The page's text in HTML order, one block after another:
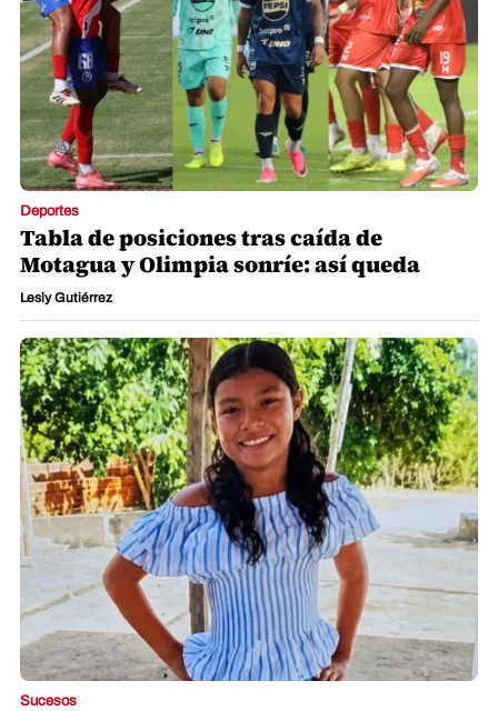
Deportes
Tabla de posiciones tras caída de
Motagua y Olimpia sonríe: así queda
Lesly Gutiérrez
Sucesos